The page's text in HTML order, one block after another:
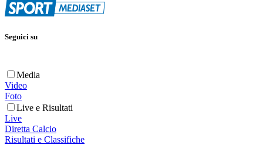
Seguici su
Media
Video
Foto
Live e Risultati
Live
Diretta Calcio
Risultati e Classifiche